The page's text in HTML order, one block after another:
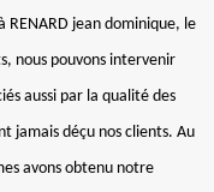
jean dominique, le
nous pouvons intervenir
aussi par la qualité des
jamais déçu nos clients. Au
avons obtenu notre